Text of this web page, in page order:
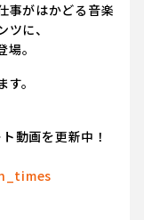
事がはかどる音楽
に、
。
。
動画を更新中！